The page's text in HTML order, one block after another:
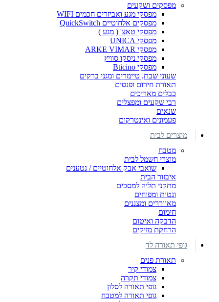
מפסקים ושקעים
מפסקי מגע ואביזרים חכמים WIFI
מפסקים אלחוטיים QuickSwitch
מפסקי טאצ' ( מגע )
מפסקי UNICA
מפסקי ARKE VIMAR
מפסקי ניסקו סוויץ
מפסקי Bticino
שעוני שבת, טיימרים ומגני ברקים
תאורת חירום ופנסים
כבלים מאריכים
רבי שקעים ומפצלים
שנאים
פעמונים ואינטרקום
מוצרים לבית
מטבח
מוצרי חשמל לבית
שואבי אבק אלחוטיים / נטענים
איבזור הבית
מתקני תליה למסכים
ונטות ומפוחים
מאווררים ומצננים
חימום
הדבקה ואיטום
הרחקת מזיקים
גופי תאורה לד
תאורת פנים
צמודי קיר
צמודי תקרה
גופי תאורה לסלון
גופי תאורה למטבח